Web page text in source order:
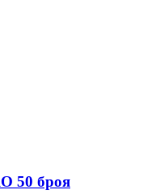
50 броя